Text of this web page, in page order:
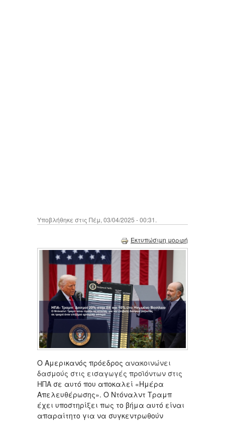
Υποβλήθηκε στις Πέμ, 03/04/2025 - 00:31.
Εκτυπώσιμη μορφή
Ο Αμερικανός πρόεδρος ανακοινώνει
δασμούς στις εισαγωγές προϊόντων στις
ΗΠΑ σε αυτό που αποκαλεί «Ημέρα
Απελευθέρωσης». Ο Ντόναλντ Τραμπ
έχει υποστηρίξει πως το βήμα αυτό είναι
απαραίτητο για να συγκεντρωθούν